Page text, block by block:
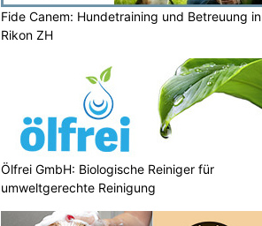
Fide Canem: Hundetraining und Betreuung in
Rikon ZH
Ölfrei GmbH: Biologische Reiniger für
umweltgerechte Reinigung